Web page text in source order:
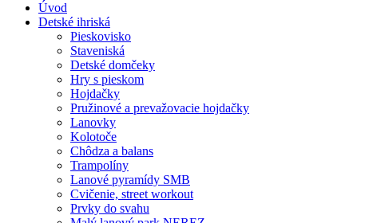
Úvod
Detské ihriská
Pieskovisko
Staveniská
Detské domčeky
Hry s pieskom
Hojdačky
Pružinové a prevažovacie hojdačky
Lanovky
Kolotoče
Chôdza a balans
Trampolíny
Lanové pyramídy SMB
Cvičenie, street workout
Prvky do svahu